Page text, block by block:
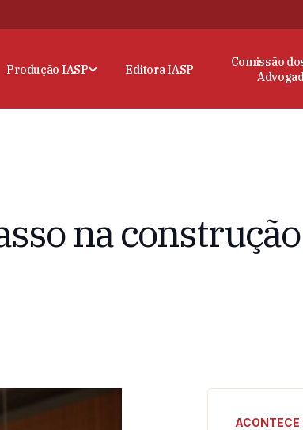
Produção IASP Editora IASP
Comissão
na
ACONTECE